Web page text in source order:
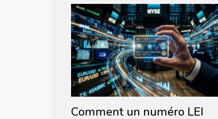
Comment un numéro LEI